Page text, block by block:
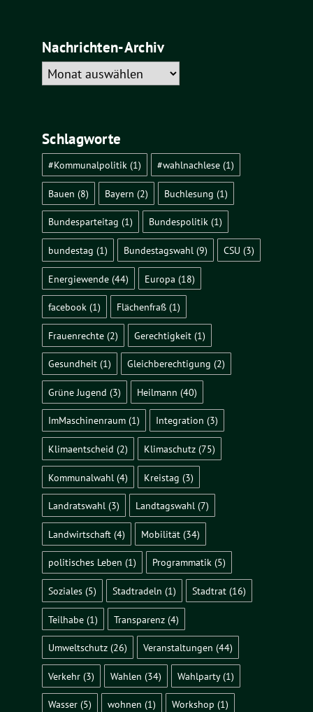
Nachrichten-Archiv
Nachrichten-
Archiv
Schlagworte
#Kommunalpolitik (1) #wahlnachlese(1)
Bauen (8) Bayern (2) Buchlesung (1)
Bundesparteitag (1) Bundespolitik(1)
bundestag (1) Bundestagswahl(9) CSU (3)
Energiewende (44) Europa (18)
facebook (1) Flächenfraß(1)
Frauenrechte (2) Gerechtigkeit(1)
Gesundheit (1) Gleichberechtigung (2)
Grüne Jugend (3) Heilmann (40)
ImMaschinenraum (1) Integration (3)
Klimaentscheid (2) Klimaschutz(75)
Kommunalwahl (4) Kreistag (3)
Landratswahl (3) Landtagswahl(7)
Landwirtschaft (4) Mobilität(34)
politisches Leben (1) Programmatik(5)
Soziales (5) Stadtradeln (1) Stadtrat(16)
Teilhabe (1) Transparenz(4)
Umweltschutz (26) Veranstaltungen (44)
Verkehr (3) Wahlen (34) Wahlparty(1)
Wasser (5) wohnen (1) Workshop (1)